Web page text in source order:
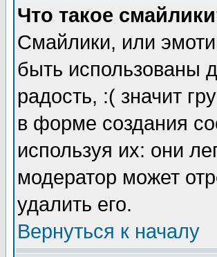
Что такое
Смайлики, или
быть использованы
радость, :( значит
в форме создания
используя их: они
модератор может
удалить его.
Вернуться к началу